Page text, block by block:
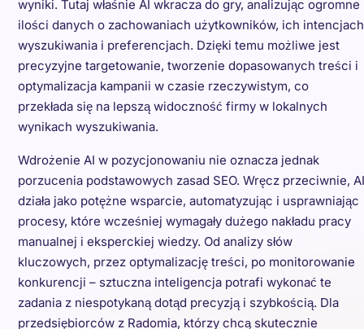
wyniki. Tutaj właśnie AI wkracza do gry, analizując ogromne
ilości danych o zachowaniach użytkowników, ich intencjach
wyszukiwania i preferencjach. Dzięki temu możliwe jest
precyzyjne targetowanie, tworzenie dopasowanych treści i
optymalizacja kampanii w czasie rzeczywistym, co
przekłada się na lepszą widoczność firmy w lokalnych
wynikach wyszukiwania.
Wdrożenie AI w pozycjonowaniu nie oznacza jednak
porzucenia podstawowych zasad SEO. Wręcz przeciwnie, AI
działa jako potężne wsparcie, automatyzując i usprawniając
procesy, które wcześniej wymagały dużego nakładu pracy
manualnej i eksperckiej wiedzy. Od analizy słów
kluczowych, przez optymalizację treści, po monitorowanie
konkurencji – sztuczna inteligencja potrafi wykonać te
zadania z niespotykaną dotąd precyzją i szybkością. Dla
przedsiębiorców z Radomia, którzy chcą skutecznie